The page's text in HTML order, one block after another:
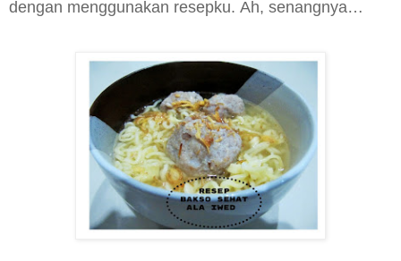
dengan menggunakan resepku. Ah, senangnya…